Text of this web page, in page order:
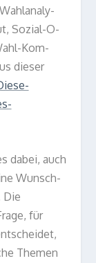
Sozial-O-
Kom­
die­ser
dabei, auch
Wunsch­
Die
für
The­men